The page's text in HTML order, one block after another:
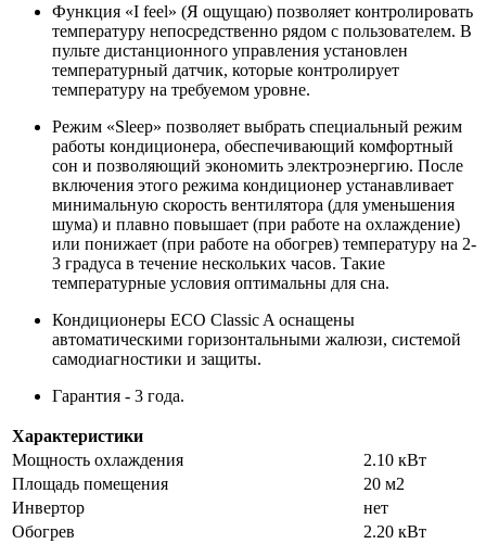
Функция «I feel» (Я ощущаю) позволяет контролировать
температуру непосредственно рядом с пользователем. В
пульте дистанционного управления установлен
температурный датчик, которые контролирует
температуру на требуемом уровне.
Режим «Sleep» позволяет выбрать специальный режим
работы кондиционера, обеспечивающий комфортный
сон и позволяющий экономить электроэнергию. После
включения этого режима кондиционер устанавливает
минимальную скорость вентилятора (для уменьшения
шума) и плавно повышает (при работе на охлаждение)
или понижает (при работе на обогрев) температуру на 2-
3 градуса в течение нескольких часов. Такие
температурные условия оптимальны для сна.
Кондиционеры ECO Classic A оснащены
автоматическими горизонтальными жалюзи, системой
самодиагностики и защиты.
Гарантия - 3 года.
Характеристики
Мощность охлаждения
2.10 кВт
Площадь помещения
20 м2
Инвертор
нет
Обогрев
2.20 кВт